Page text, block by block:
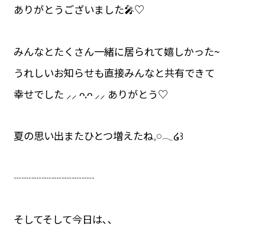
ありがとうございました🎤♡
みんなとたくさん一緒に居られて嬉しかった~
うれしいお知らせも直接みんなと共有できて
幸せでした ⸝⸝ ᴖ.ᴖ ⸝⸝ ありがとう♡
夏の思い出またひとつ増えたね𓈒𓏸𓂃໒꒱
┈┈┈┈┈┈┈┈
そしてそして今日は､､